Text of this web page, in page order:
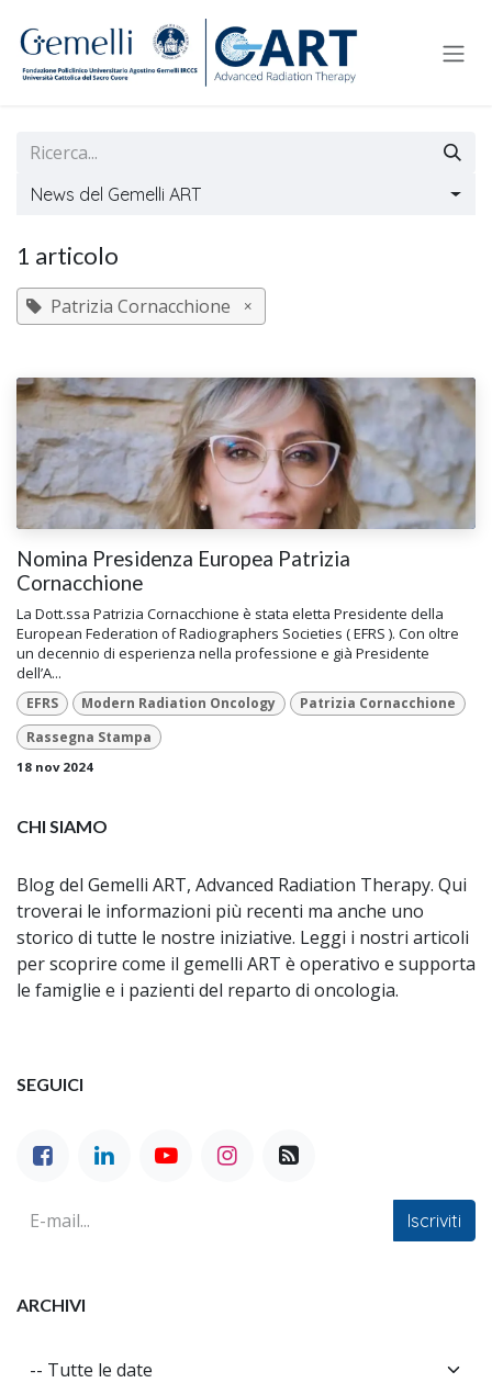
News del Gemelli ART
1 articolo
Patrizia Cornacchione ×
Nomina Presidenza Europea Patrizia
Cornacchione
La Dott.ssa Patrizia Cornacchione è stata eletta Presidente della
European Federation of Radiographers Societies ( EFRS ). Con oltre
un decennio di esperienza nella professione e già Presidente
dell’A...
EFRS Modern Radiation Oncology
Patrizia Cornacchione
Rassegna Stampa
18 nov 2024
CHI SIAMO
Blog del Gemelli ART, Advanced Radiation Therapy. Qui
troverai le informazioni più recenti ma anche uno
storico di tutte le nostre iniziative. Leggi i nostri articoli
per scoprire come il gemelli ART è operativo e supporta
le famiglie e i pazienti del reparto di oncologia.
SEGUICI
Iscriviti
ARCHIVI